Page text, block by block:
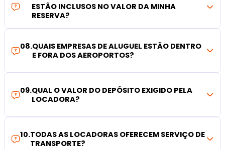
ESTÃO INCLUSOS NO VALOR DA MINHA
RESERVA?
08.QUAIS EMPRESAS DE ALUGUEL ESTÃO DENTRO
E FORA DOS AEROPORTOS?
09.QUAL O VALOR DO DEPÓSITO EXIGIDO PELA
LOCADORA?
10.TODAS AS LOCADORAS OFERECEM SERVIÇO DE
TRANSPORTE?